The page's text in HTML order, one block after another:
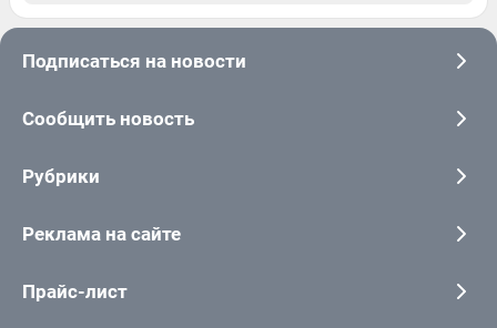
Подписаться на новости
Сообщить новость
Рубрики
Реклама на сайте
Прайс-лист